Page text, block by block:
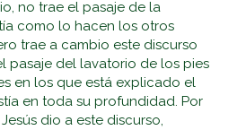
no trae el pasaje de la
como lo hacen los otros
trae a cambio este discurso
pasaje del lavatorio de los pies
en los que está explicado el
en toda su profundidad. Por
dio a este discurso,